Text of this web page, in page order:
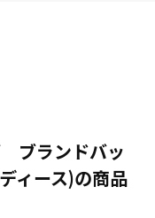
ブランドバッ
ィース)の商品